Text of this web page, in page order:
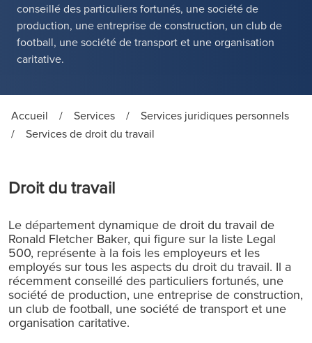
conseillé des particuliers fortunés, une société de
production, une entreprise de construction, un club de
football, une société de transport et une organisation
caritative.
Accueil / Services /
Services juridiques personnels
/
Services de droit du travail
Droit du travail
Le département dynamique de droit du travail de
Ronald Fletcher Baker, qui figure sur la liste Legal
500, représente à la fois les employeurs et les
employés sur tous les aspects du droit du travail. Il a
récemment conseillé des particuliers fortunés, une
société de production, une entreprise de construction,
un club de football, une société de transport et une
organisation caritative.